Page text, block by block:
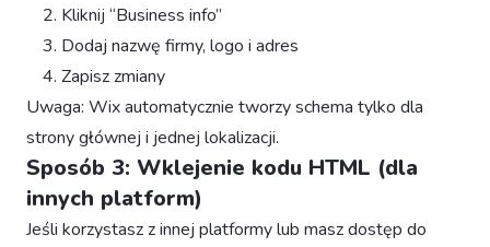
Kliknij “Business info”
Dodaj nazwę firmy, logo i adres
Zapisz zmiany
Uwaga: Wix automatycznie tworzy schema tylko dla
strony głównej i jednej lokalizacji.
Sposób 3: Wklejenie kodu HTML (dla
innych platform)
Jeśli korzystasz z innej platformy lub masz dostęp do